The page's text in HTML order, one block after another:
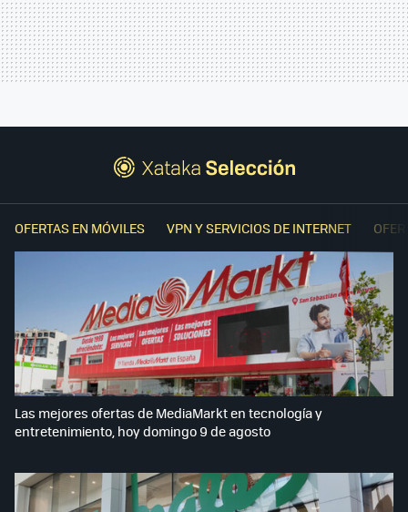
OFERTAS EN MÓVILES VPN Y SERVICIOS DE INTERNET
Las mejores ofertas de MediaMarkt en tecnología y
entretenimiento, hoy domingo 9 de agosto